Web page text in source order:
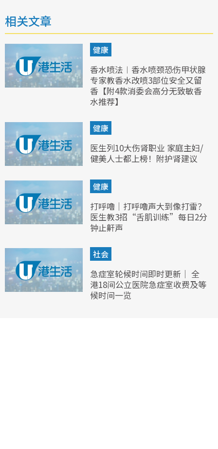
相关文章
健康
香水喷法︱香水喷颈恐伤甲状腺
专家教香水改喷3部位安全又留
香【附4款消委会高分无致敏香
水推荐】
健康
医生列10大伤肾职业 家庭主妇/
健美人士都上榜！附护肾建议
健康
打呼噜｜打呼噜声大到像打雷？
医生教3招“舌肌训练”每日2分
钟止鼾声
社会
急症室轮候时间即时更新｜ 全
港18间公立医院急症室收费及等
候时间一览